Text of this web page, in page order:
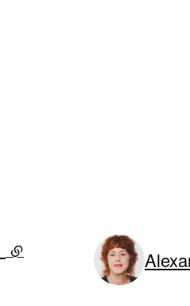
(lien externe)